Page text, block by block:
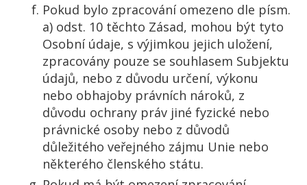
Pokud bylo zpracování omezeno dle písm.
a) odst. 10 těchto Zásad, mohou být tyto
Osobní údaje, s výjimkou jejich uložení,
zpracovány pouze se souhlasem Subjektu
údajů, nebo z důvodu určení, výkonu
nebo obhajoby právních nároků, z
důvodu ochrany práv jiné fyzické nebo
právnické osoby nebo z důvodů
důležitého veřejného zájmu Unie nebo
některého členského státu.